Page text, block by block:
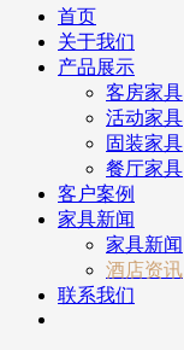
首页
关于我们
产品展示
客房家具
活动家具
固装家具
餐厅家具
客户案例
家具新闻
家具新闻
酒店资讯
联系我们